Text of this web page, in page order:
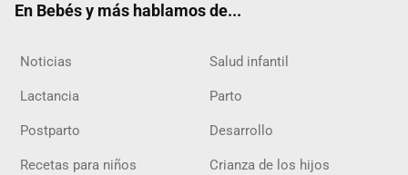
En Bebés y más hablamos de...
Noticias Salud infantil
Lactancia Parto
Postparto Desarrollo
Recetas para niños Crianza de los hijos